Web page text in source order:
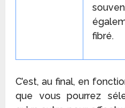
fibré.
C’est, au final, en
que vous pourrez